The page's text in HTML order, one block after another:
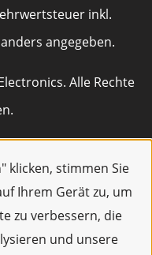
klicken, stimmen Sie
Ihrem Gerät zu, um
zu verbessern, die
und unsere
inkl.
angegeben.
Alle Rechte